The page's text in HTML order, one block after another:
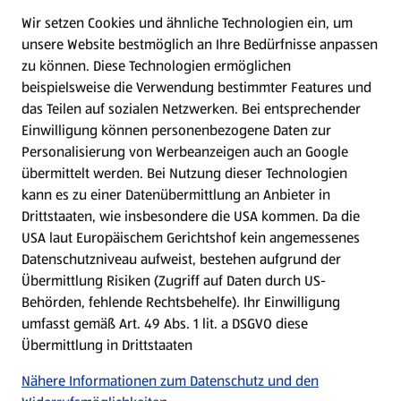
WhatsApp
Gewinnspiele
Mein HOFER. Meine Einkäufe.
Meine Meinung. Mein HOFER.
Gutscheingroßbestellung
(öffnet in einem neuen Tab)
Folge uns hier:
Jetzt die HOFER App downloaden
Wir setzen Cookies und ähnliche Technologien ein, um
unsere Website bestmöglich an Ihre Bedürfnisse anpassen
zu können. Diese Technologien ermöglichen
beispielsweise die Verwendung bestimmter Features und
das Teilen auf sozialen Netzwerken. Bei entsprechender
Einwilligung können personenbezogene Daten zur
Personalisierung von Werbeanzeigen auch an Google
übermittelt werden. Bei Nutzung dieser Technologien
kann es zu einer Datenübermittlung an Anbieter in
Drittstaaten, wie insbesondere die USA kommen. Da die
USA laut Europäischem Gerichtshof kein angemessenes
Datenschutzniveau aufweist, bestehen aufgrund der
Übermittlung Risiken (Zugriff auf Daten durch US-
Behörden, fehlende Rechtsbehelfe). Ihr Einwilligung
umfasst gemäß Art. 49 Abs. 1 lit. a DSGVO diese
Übermittlung in Drittstaaten
Nähere Informationen zum Datenschutz und den